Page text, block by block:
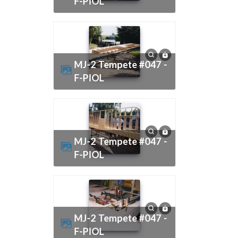
MJ-2 Tempete #047 -
F-PIOL
MJ-2 Tempete #047 -
F-PIOL
MJ-2 Tempete #047 -
F-PIOL